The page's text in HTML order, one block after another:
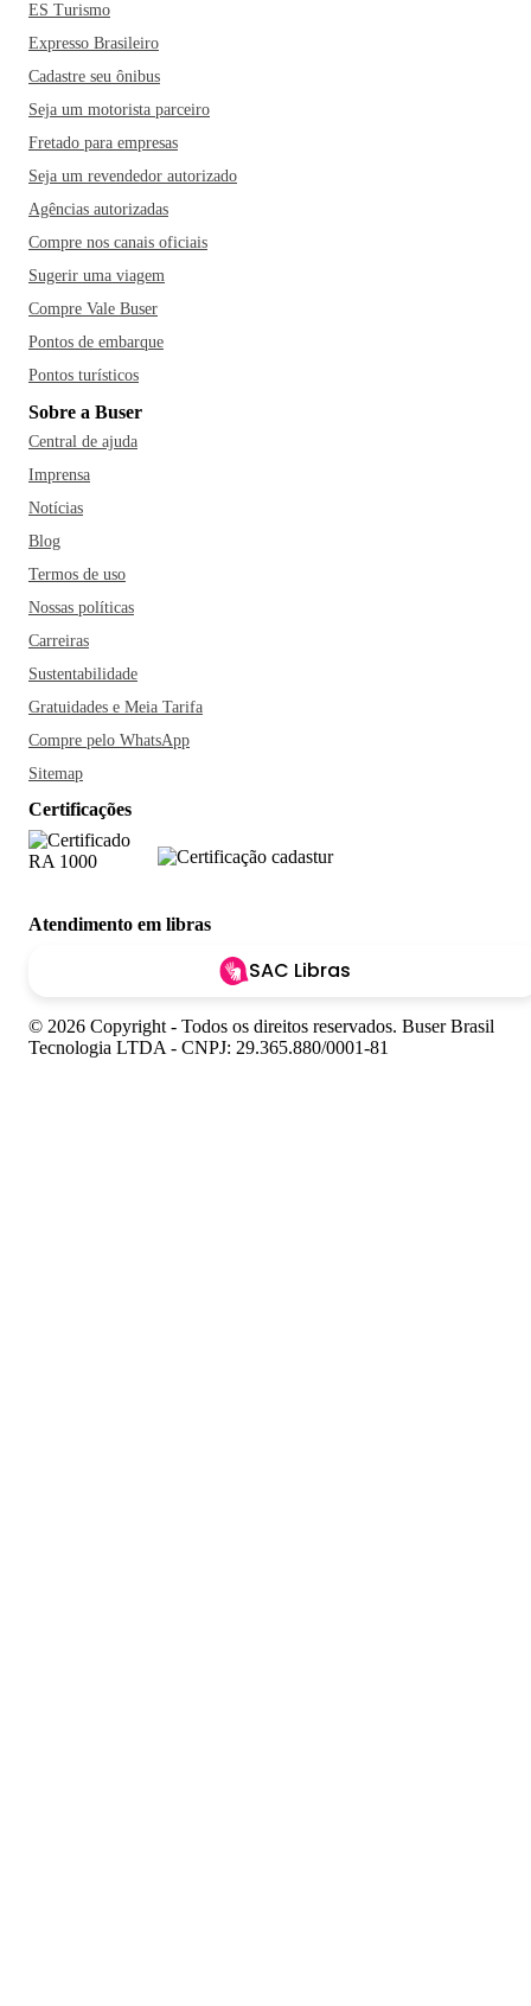
ES Turismo
Expresso Brasileiro
Cadastre seu ônibus
Seja um motorista parceiro
Fretado para empresas
Seja um revendedor autorizado
Agências autorizadas
Compre nos canais oficiais
Sugerir uma viagem
Compre Vale Buser
Pontos de embarque
Pontos turísticos
Sobre a Buser
Central de ajuda
Imprensa
Notícias
Blog
Termos de uso
Nossas políticas
Carreiras
Sustentabilidade
Gratuidades e Meia Tarifa
Compre pelo WhatsApp
Sitemap
Certificações
Atendimento em libras
SAC Libras
© 2026 Copyright - Todos os direitos reservados. Buser Brasil
Tecnologia LTDA - CNPJ: 29.365.880/0001-81